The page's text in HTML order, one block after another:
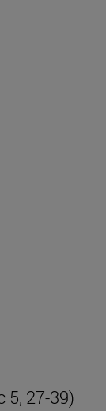
5, 27-39)